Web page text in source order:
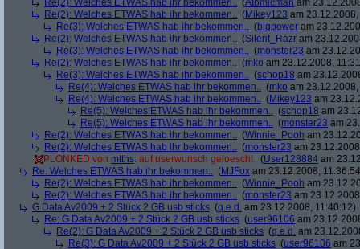
Re(2): Welches ETWAS hab ihr bekommen.. (Atomicman am
Re(2): Welches ETWAS hab ihr bekommen.. (Mikey123 am
Re(3): Welches ETWAS hab ihr bekommen.. (bigpower am
Re(2): Welches ETWAS hab ihr bekommen.. (Silent_Razr am
Re(3): Welches ETWAS hab ihr bekommen.. (monster23 am
Re(2): Welches ETWAS hab ihr bekommen.. (mko am 23.12.2008,
Re(3): Welches ETWAS hab ihr bekommen.. (schop18 am
Re(4): Welches ETWAS hab ihr bekommen.. (mko am
Re(4): Welches ETWAS hab ihr bekommen.. (Mikey123 am
Re(5): Welches ETWAS hab ihr bekommen.. (schop18 am
Re(5): Welches ETWAS hab ihr bekommen.. (monster23 am
Re(2): Welches ETWAS hab ihr bekommen.. (Winnie_Pooh am
Re(2): Welches ETWAS hab ihr bekommen.. (monster23 am
PLONKED von mtths: auf userwunsch geloescht (User128884 am
Re: Welches ETWAS hab ihr bekommen.. (MJFox am 23.12.2008,
Re(2): Welches ETWAS hab ihr bekommen.. (Winnie_Pooh am
Re(2): Welches ETWAS hab ihr bekommen.. (monster23 am
G Data Av2009 + 2 Stück 2 GB usb sticks (q.e.d. am 23.12.2008, 11:40:12)
Re: G Data Av2009 + 2 Stück 2 GB usb sticks (user96106 am
Re(2): G Data Av2009 + 2 Stück 2 GB usb sticks (q.e.d. am
Re(3): G Data Av2009 + 2 Stück 2 GB usb sticks (user96106 am